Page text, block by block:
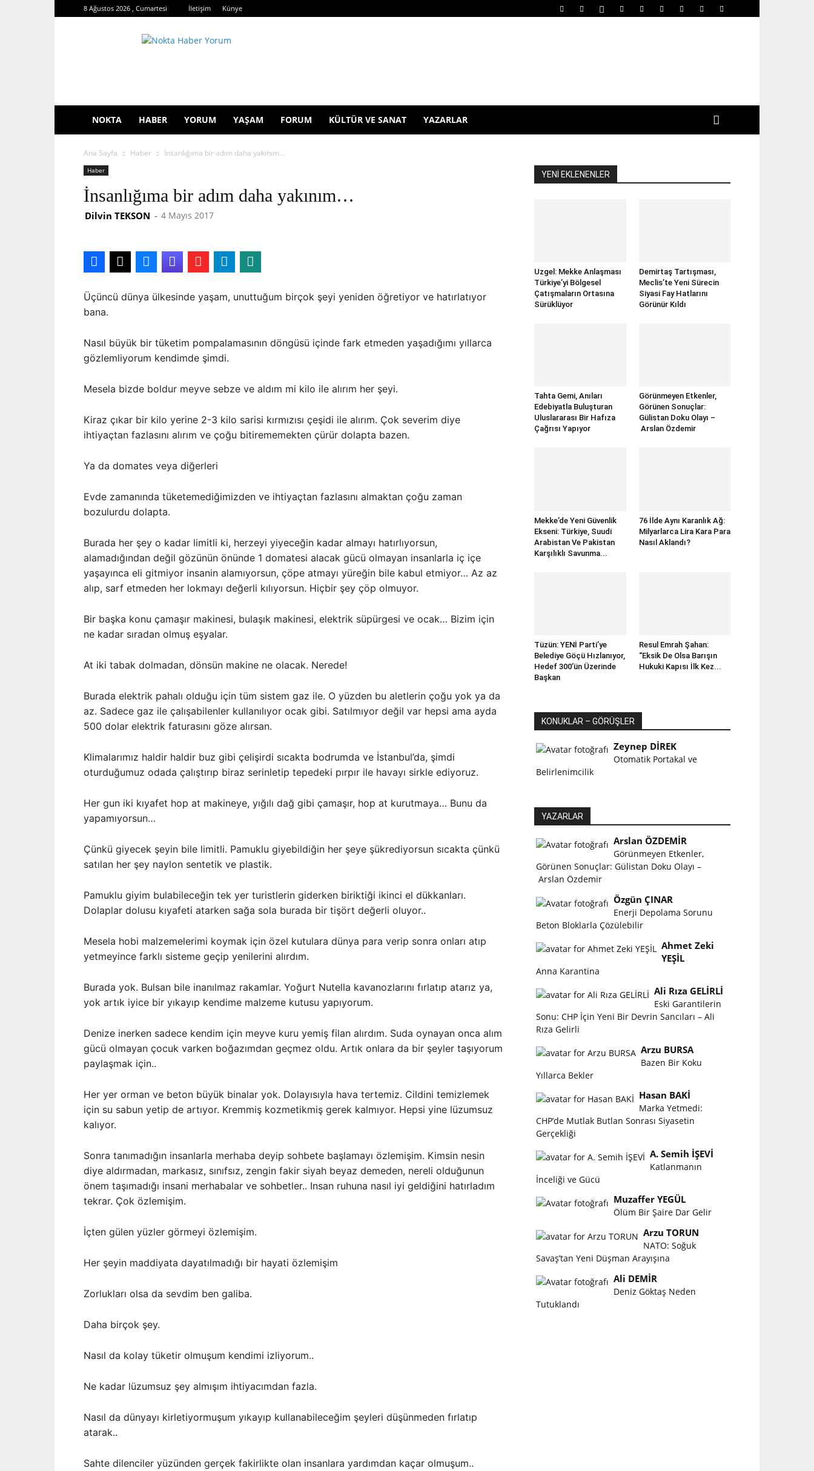
8 Ağustos 2026 , Cumartesi İletişim Künye
NOKTA HABER YORUM YAŞAM FORUM KÜLTÜR VE SANAT YAZARLAR
Ana Sayfa Haber İnsanlığıma bir adım daha yakınım…
Haber
İnsanlığıma bir adım daha yakınım…
Dilvin TEKSON - 4 Mayıs 2017
Üçüncü dünya ülkesinde yaşam, unuttuğum birçok şeyi yeniden öğretiyor ve hatırlatıyor
bana.
Nasıl büyük bir tüketim pompalamasının döngüsü içinde fark etmeden yaşadığımı yıllarca
gözlemliyorum kendimde şimdi.
Mesela bizde boldur meyve sebze ve aldım mi kilo ile alırım her şeyi.
Kiraz çıkar bir kilo yerine 2-3 kilo sarisi kırmızısı çeşidi ile alırım. Çok severim diye
ihtiyaçtan fazlasını alırım ve çoğu bitirememekten çürür dolapta bazen.
Ya da domates veya diğerleri
Evde zamanında tüketemediğimizden ve ihtiyaçtan fazlasını almaktan çoğu zaman
bozulurdu dolapta.
Burada her şey o kadar limitli ki, herzeyi yiyeceğin kadar almayı hatırlıyorsun,
alamadığından değil gözünün önünde 1 domatesi alacak gücü olmayan insanlarla iç içe
yaşayınca eli gitmiyor insanin alamıyorsun, çöpe atmayı yüreğin bile kabul etmiyor… Az az
alıp, sarf etmeden her lokmayı değerli kılıyorsun. Hiçbir şey çöp olmuyor.
Bir başka konu çamaşır makinesi, bulaşık makinesi, elektrik süpürgesi ve ocak… Bizim için
ne kadar sıradan olmuş eşyalar.
At iki tabak dolmadan, dönsün makine ne olacak. Nerede!
Burada elektrik pahalı olduğu için tüm sistem gaz ile. O yüzden bu aletlerin çoğu yok ya da
az. Sadece gaz ile çalışabilenler kullanılıyor ocak gibi. Satılmıyor değil var hepsi ama ayda
500 dolar elektrik faturasını göze alırsan.
Klimalarımız haldir haldir buz gibi çelişirdi sıcakta bodrumda ve İstanbul’da, şimdi
oturduğumuz odada çalıştırıp biraz serinletip tepedeki pırpır ile havayı sirkle ediyoruz.
Her gun iki kıyafet hop at makineye, yığılı dağ gibi çamaşır, hop at kurutmaya… Bunu da
yapamıyorsun…
Çünkü giyecek şeyin bile limitli. Pamuklu giyebildiğin her şeye şükrediyorsun sıcakta çünkü
satılan her şey naylon sentetik ve plastik.
Pamuklu giyim bulabileceğin tek yer turistlerin giderken biriktiği ikinci el dükkanları.
Dolaplar dolusu kıyafeti atarken sağa sola burada bir tişört değerli oluyor..
Mesela hobi malzemelerimi koymak için özel kutulara dünya para verip sonra onları atıp
yetmeyince farklı sisteme geçip yenilerini alırdım.
Burada yok. Bulsan bile inanılmaz rakamlar. Yoğurt Nutella kavanozlarını fırlatıp atarız ya,
yok artık iyice bir yıkayıp kendime malzeme kutusu yapıyorum.
Denize inerken sadece kendim için meyve kuru yemiş filan alırdım. Suda oynayan onca alım
gücü olmayan çocuk varken boğazımdan geçmez oldu. Artık onlara da bir şeyler taşıyorum
paylaşmak için..
Her yer orman ve beton büyük binalar yok. Dolayısıyla hava tertemiz. Cildini temizlemek
için su sabun yetip de artıyor. Kremmiş kozmetikmiş gerek kalmıyor. Hepsi yine lüzumsuz
kalıyor.
Sonra tanımadığın insanlarla merhaba deyip sohbete başlamayı özlemişim. Kimsin nesin
diye aldırmadan, markasız, sınıfsız, zengin fakir siyah beyaz demeden, nereli olduğunun
önem taşımadığı insani merhabalar ve sohbetler.. Insan ruhuna nasıl iyi geldiğini hatırladım
tekrar. Çok özlemişim.
İçten gülen yüzler görmeyi özlemişim.
Her şeyin maddiyata dayatılmadığı bir hayati özlemişim
Zorlukları olsa da sevdim ben galiba.
Daha birçok şey.
Nasıl da kolay tüketir olmuşum kendimi izliyorum..
Ne kadar lüzumsuz şey almışım ihtiyacımdan fazla.
Nasıl da dünyayı kirletiyormuşum yıkayıp kullanabileceğim şeyleri düşünmeden fırlatıp
atarak..
Sahte dilenciler yüzünden gerçek fakirlikte olan insanlara yardımdan kaçar olmuşum..
YENİ EKLENENLER
Uzgel: Mekke Anlaşması
Türkiye’yi Bölgesel
Çatışmaların Ortasına
Sürüklüyor
Demirtaş Tartışması,
Meclis’te Yeni Sürecin
Siyasi Fay Hatlarını
Görünür Kıldı
Tahta Gemi, Anıları
Edebiyatla Buluşturan
Uluslararası Bir Hafıza
Çağrısı Yapıyor
Görünmeyen Etkenler,
Görünen Sonuçlar:
Gülistan Doku Olayı –
Arslan Özdemir
Mekke’de Yeni Güvenlik
Ekseni: Türkiye, Suudi
Arabistan Ve Pakistan
Karşılıklı Savunma...
76 İlde Aynı Karanlık Ağ:
Milyarlarca Lira Kara Para
Nasıl Aklandı?
Tüzün: YENİ Parti’ye
Belediye Göçü Hızlanıyor,
Hedef 300’ün Üzerinde
Başkan
Resul Emrah Şahan:
“Eksik De Olsa Barışın
Hukuki Kapısı İlk Kez...
KONUKLAR – GÖRÜŞLER
Zeynep DİREK
Otomatik Portakal ve
Belirlenimcilik
YAZARLAR
Arslan ÖZDEMİR
Görünmeyen Etkenler,
Görünen Sonuçlar: Gülistan Doku Olayı –
Arslan Özdemir
Özgün ÇINAR
Enerji Depolama Sorunu
Beton Bloklarla Çözülebilir
Ahmet Zeki
YEŞİL
Anna Karantina
Ali Rıza GELİRLİ
Eski Garantilerin
Sonu: CHP İçin Yeni Bir Devrin Sancıları – Ali
Rıza Gelirli
Arzu BURSA
Bazen Bir Koku
Yıllarca Bekler
Hasan BAKİ
Marka Yetmedi:
CHP’de Mutlak Butlan Sonrası Siyasetin
Gerçekliği
A. Semih İŞEVİ
Katlanmanın
İnceliği ve Gücü
Muzaffer YEGÜL
Ölüm Bir Şaire Dar Gelir
Arzu TORUN
NATO: Soğuk
Savaş’tan Yeni Düşman Arayışına
Ali DEMİR
Deniz Göktaş Neden
Tutuklandı